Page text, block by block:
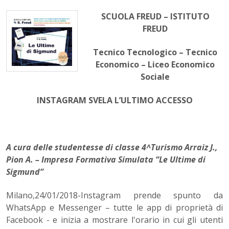
SCUOLA FREUD – ISTITUTO
FREUD
Tecnico Tecnologico – Tecnico
Economico – Liceo Economico
Sociale
INSTAGRAM SVELA L’ULTIMO ACCESSO
A cura delle studentesse di classe 4^Turismo Arraiz J.,
Pion A. – Impresa Formativa Simulata “Le Ultime di
Sigmund”
Milano,24/01/2018-Instagram prende spunto da
WhatsApp e Messenger – tutte le app di proprietà di
Facebook - e inizia a mostrare l'orario in cui gli utenti